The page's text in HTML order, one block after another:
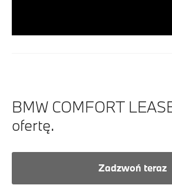
BMW COMFORT
ofertę.
Zadzwoń teraz